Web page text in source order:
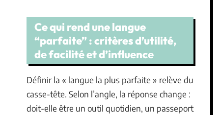
Ce qui rend une langue
“parfaite” : critères d’utilité,
de facilité et d’influence
Définir la « langue la plus parfaite » relève du
casse-tête. Selon l’angle, la réponse change :
doit-elle être un outil quotidien, un passeport